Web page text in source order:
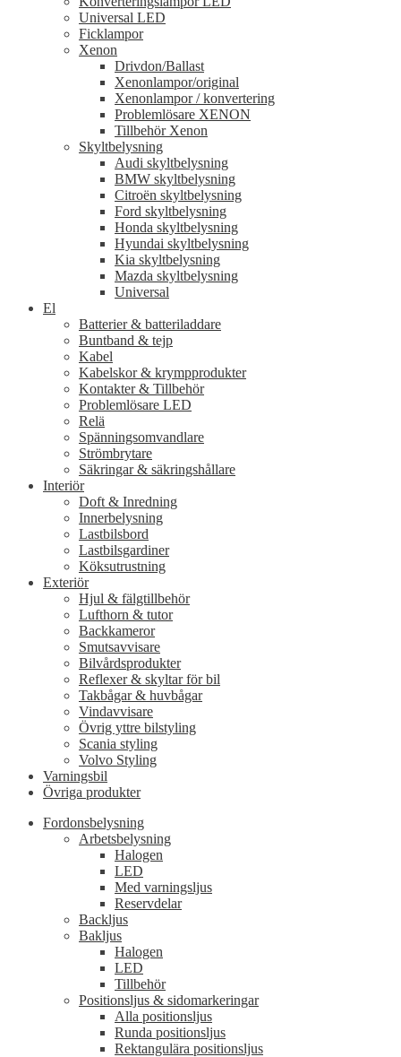
Universal LED
Ficklampor
Xenon
Drivdon/Ballast
Xenonlampor/original
Xenonlampor / konvertering
Problemlösare XENON
Tillbehör Xenon
Skyltbelysning
Audi skyltbelysning
BMW skyltbelysning
Citroën skyltbelysning
Ford skyltbelysning
Honda skyltbelysning
Hyundai skyltbelysning
Kia skyltbelysning
Mazda skyltbelysning
Universal
El
Batterier & batteriladdare
Buntband & tejp
Kabel
Kabelskor & krympprodukter
Kontakter & Tillbehör
Problemlösare LED
Relä
Spänningsomvandlare
Strömbrytare
Säkringar & säkringshållare
Interiör
Doft & Inredning
Innerbelysning
Lastbilsbord
Lastbilsgardiner
Köksutrustning
Exteriör
Hjul & fälgtillbehör
Lufthorn & tutor
Backkameror
Smutsavvisare
Bilvårdsprodukter
Reflexer & skyltar för bil
Takbågar & huvbågar
Vindavvisare
Övrig yttre bilstyling
Scania styling
Volvo Styling
Varningsbil
Övriga produkter
Fordonsbelysning
Arbetsbelysning
Halogen
LED
Med varningsljus
Reservdelar
Backljus
Bakljus
Halogen
LED
Tillbehör
Positionsljus & sidomarkeringar
Alla positionsljus
Runda positionsljus
Rektangulära positionsljus